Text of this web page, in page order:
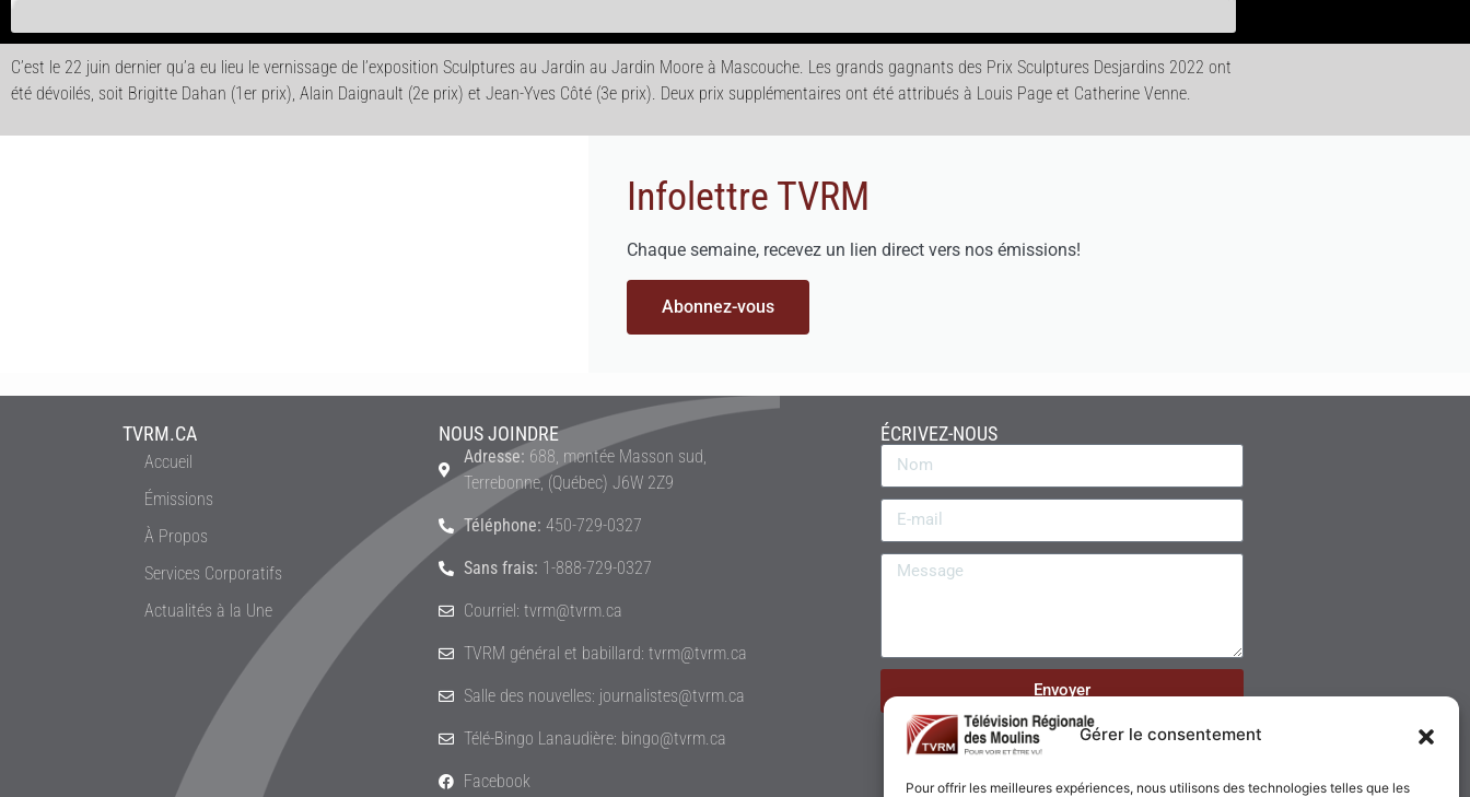
Gérer le consentement
Pour offrir les meilleures expériences, nous utilisons des technologies telles que les
C’est le 22 juin dernier qu’a eu lieu le vernissage de l’exposition Sculptures au Jardin au Jardin Moore à Mascouche. Les grands gagnants des Prix Sculptures Desjardins 2022 ont
été dévoilés, soit Brigitte Dahan (1er prix), Alain Daignault (2e prix) et Jean-Yves Côté (3e prix). Deux prix supplémentaires ont été attribués à Louis Page et Catherine Venne.
Infolettre TVRM
Chaque semaine, recevez un lien direct vers nos émissions!
Abonnez-vous
TVRM.CA
Accueil
Émissions
À Propos
Services Corporatifs
Actualités à la Une
NOUS JOINDRE
Adresse: 688, montée Masson sud,
Terrebonne, (Québec) J6W 2Z9
Téléphone: 450-729-0327
Sans frais: 1-888-729-0327
Courriel: tvrm@tvrm.ca
TVRM général et babillard: tvrm@tvrm.ca
Salle des nouvelles: journalistes@tvrm.ca
Télé-Bingo Lanaudière: bingo@tvrm.ca
Facebook
ÉCRIVEZ-NOUS
Envoyer